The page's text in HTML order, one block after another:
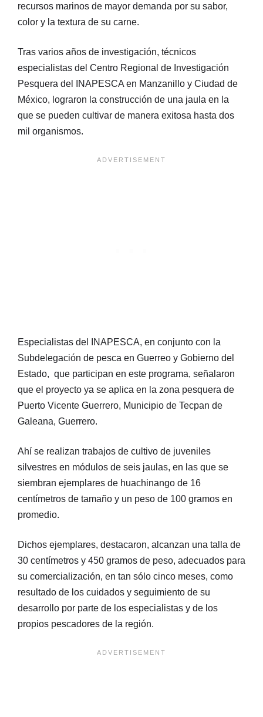
recursos marinos de mayor demanda por su sabor,
color y la textura de su carne.
Tras varios años de investigación, técnicos
especialistas del Centro Regional de Investigación
Pesquera del INAPESCA en Manzanillo y Ciudad de
México, lograron la construcción de una jaula en la
que se pueden cultivar de manera exitosa hasta dos
mil organismos.
Especialistas del INAPESCA, en conjunto con la
Subdelegación de pesca en Guerreo y Gobierno del
Estado, que participan en este programa, señalaron
que el proyecto ya se aplica en la zona pesquera de
Puerto Vicente Guerrero, Municipio de Tecpan de
Galeana, Guerrero.
Ahí se realizan trabajos de cultivo de juveniles
silvestres en módulos de seis jaulas, en las que se
siembran ejemplares de huachinango de 16
centímetros de tamaño y un peso de 100 gramos en
promedio.
Dichos ejemplares, destacaron, alcanzan una talla de
30 centímetros y 450 gramos de peso, adecuados para
su comercialización, en tan sólo cinco meses, como
resultado de los cuidados y seguimiento de su
desarrollo por parte de los especialistas y de los
propios pescadores de la región.